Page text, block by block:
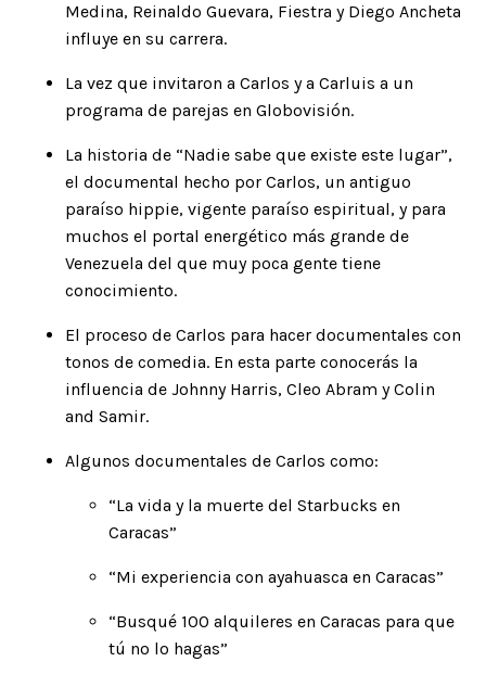
Medina, Reinaldo Guevara, Fiestra y Diego Ancheta
influye en su carrera.
La vez que invitaron a Carlos y a Carluis a un
programa de parejas en Globovisión.
La historia de “Nadie sabe que existe este lugar”,
el documental hecho por Carlos, un antiguo
paraíso hippie, vigente paraíso espiritual, y para
muchos el portal energético más grande de
Venezuela del que muy poca gente tiene
conocimiento.
El proceso de Carlos para hacer documentales con
tonos de comedia. En esta parte conocerás la
influencia de Johnny Harris, Cleo Abram yColin
and Samir.
Algunos documentales de Carlos como:
“La vida y la muerte del Starbucks en
Caracas”
“Mi experiencia con ayahuasca en Caracas”
“Busqué 100 alquileres en Caracas para que
tú no lo hagas”